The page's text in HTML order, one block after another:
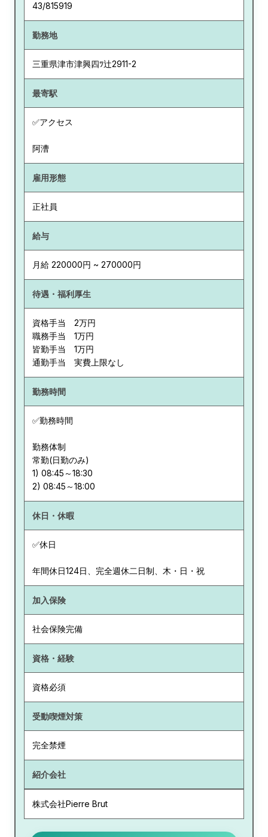
43/815919
勤務地
三重県津市津興四ﾂ辻2911-2
最寄駅
✅アクセス
阿漕
雇用形態
正社員
給与
月給 220000円 ~ 270000円
待遇・福利厚生
資格手当 2万円
職務手当 1万円
皆勤手当 1万円
通勤手当 実費上限なし
勤務時間
✅勤務時間
勤務体制
常勤(日勤のみ)
1) 08:45～18:30
休日・休暇
✅休日
年間休日124日、完全週休二日制、木・日・祝
加入保険
社会保険完備
資格・経験
資格必須
受動喫煙対策
完全禁煙
紹介会社
株式会社Pierre Brut